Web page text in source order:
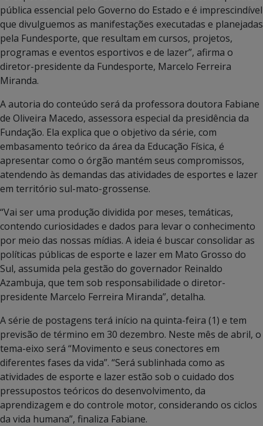
pública essencial pelo Governo do Estado e é imprescindível
que divulguemos as manifestações executadas e planejadas
pela Fundesporte, que resultam em cursos, projetos,
programas e eventos esportivos e de lazer”, afirma o
diretor-presidente da Fundesporte, Marcelo Ferreira
Miranda.
A autoria do conteúdo será da professora doutora Fabiane
de Oliveira Macedo, assessora especial da presidência da
Fundação. Ela explica que o objetivo da série, com
embasamento teórico da área da Educação Física, é
apresentar como o órgão mantém seus compromissos,
atendendo às demandas das atividades de esportes e lazer
em território sul-mato-grossense.
“Vai ser uma produção dividida por meses, temáticas,
contendo curiosidades e dados para levar o conhecimento
por meio das nossas mídias. A ideia é buscar consolidar as
políticas públicas de esporte e lazer em Mato Grosso do
Sul, assumida pela gestão do governador Reinaldo
Azambuja, que tem sob responsabilidade o diretor-
presidente Marcelo Ferreira Miranda”, detalha.
A série de postagens terá início na quinta-feira (1) e tem
previsão de término em 30 dezembro. Neste mês de abril, o
tema-eixo será “Movimento e seus conectores em
diferentes fases da vida”. “Será sublinhada como as
atividades de esporte e lazer estão sob o cuidado dos
pressupostos teóricos do desenvolvimento, da
aprendizagem e do controle motor, considerando os ciclos
da vida humana”, finaliza Fabiane.